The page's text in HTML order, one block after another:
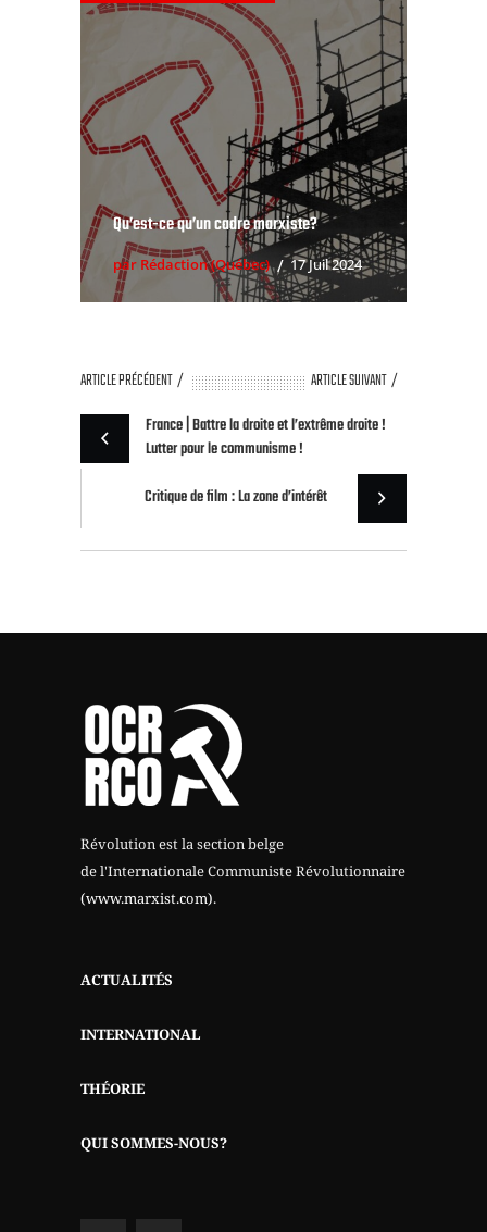
Qu’est-ce qu’un cadre marxiste?
par Rédaction (Québec) 17 Juil 2024
ARTICLE PRÉCÉDENT
ARTICLE SUIVANT
France | Battre la droite et l’extrême droite !
Lutter pour le communisme !
Critique de film : La zone d’intérêt
Révolution est la section belge
de l'Internationale Communiste Révolutionnaire
(www.marxist.com).
ACTUALITÉS
INTERNATIONAL
THÉORIE
QUI SOMMES-NOUS?